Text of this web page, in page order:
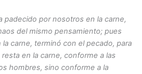
padecido por nosotros en la carne,
del mismo pensamiento; pues
carne, terminó con el pecado, para
en la carne, conforme a las
hombres, sino conforme a la